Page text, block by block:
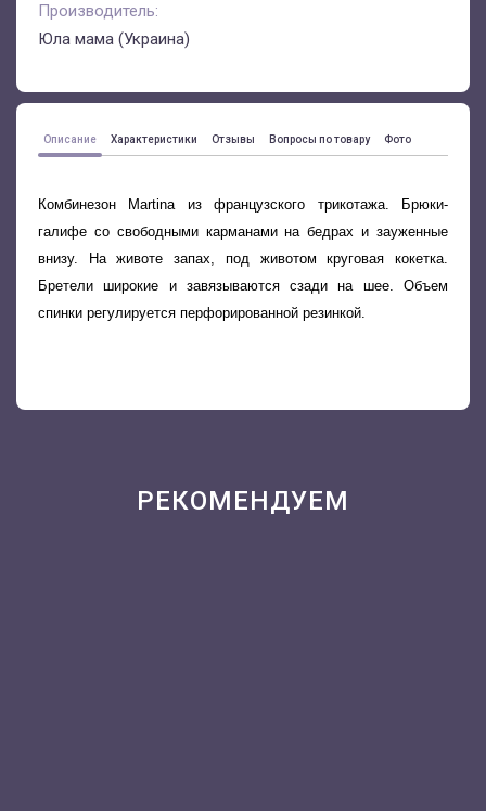
Производитель:
Юла мама (Украина)
Описание Характеристики Отзывы Вопросы по товару Фото
Комбинезон Martinaиз французского трикотажа. Брюки-
галифе со cвободными карманами на бедрах и зауженные
внизу. На животе запах, под животом круговая кокетка.
Бретели широкие и завязываются сзади на шее. Объем
спинки регулируется перфорированной резинкой.
РЕКОМЕНДУЕМ